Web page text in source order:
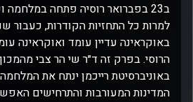
ב23 בפברואר רוסיה פתחה
למרות כל התחזיות הקודרות, כעבור
באוקראינה עדיין עומד ואוקראינה
הרוסי. בפרק זה ד״ר שי הר צבי
באוניברסיטת רייכמן ינתח את
המדינות המעורבות והתרחישים